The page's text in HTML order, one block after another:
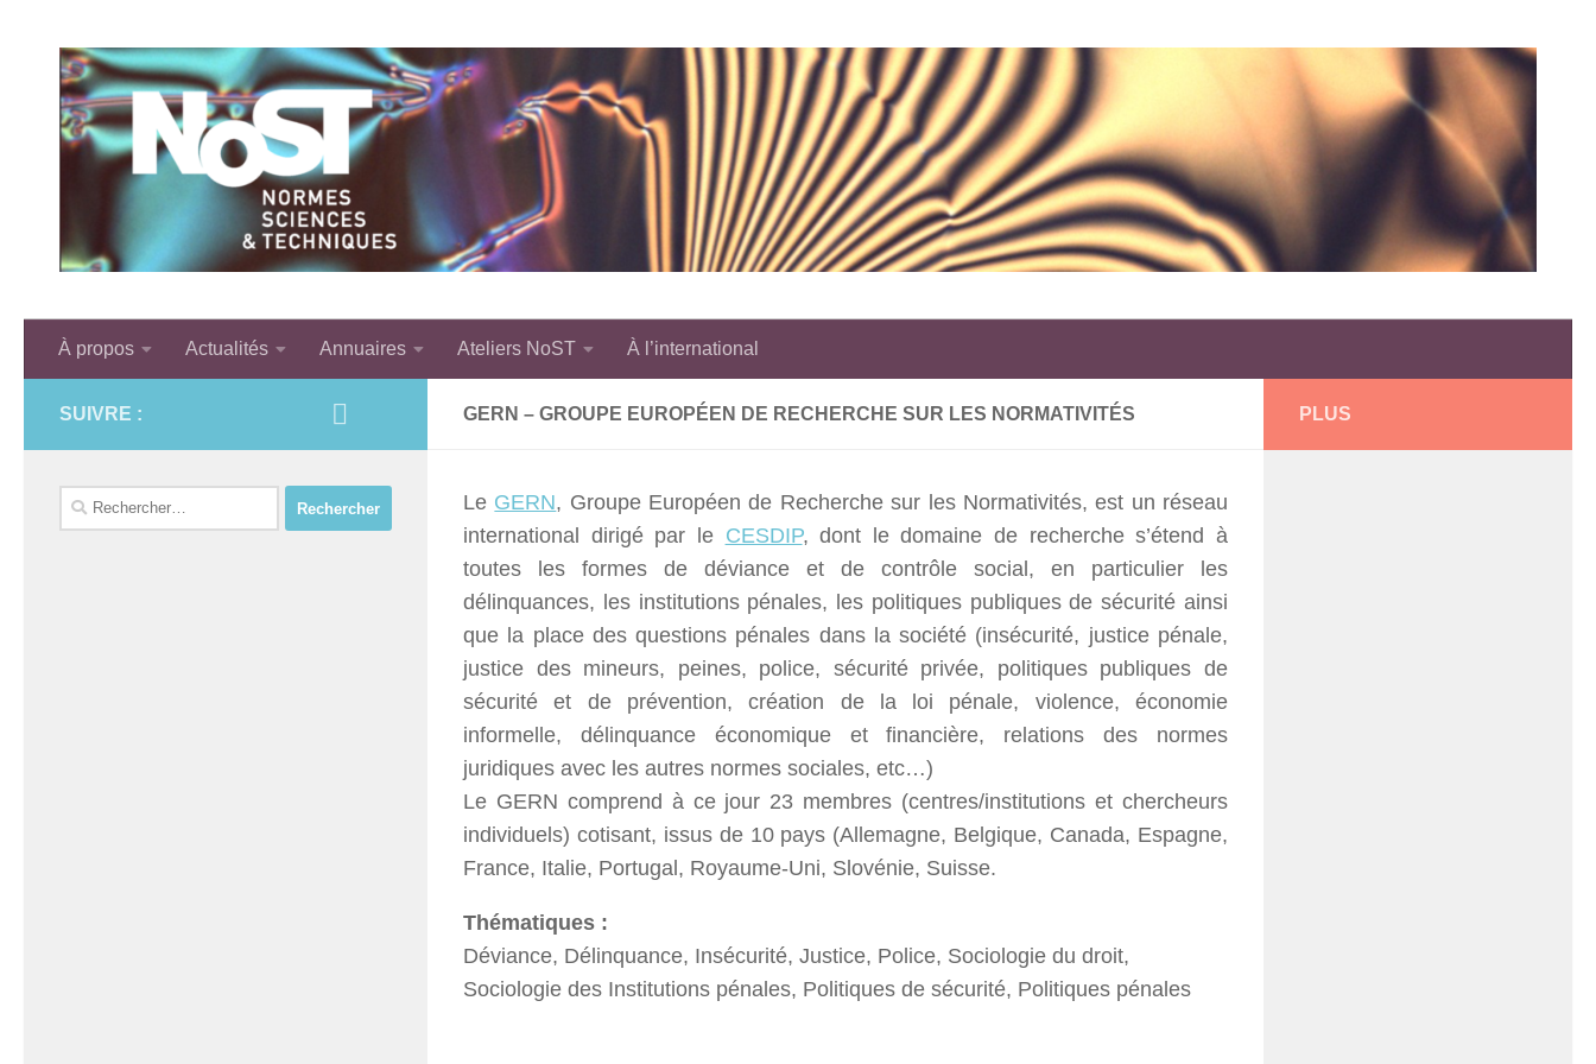
À propos Actualités Annuaires Ateliers NoST À l’international
GERN – GROUPE EUROPÉEN DE RECHERCHE SUR LES NORMATIVITÉS
Le GERN, Groupe Européen de Recherche sur les Normativités, est un réseau
international dirigé par le CESDIP, dont le domaine de recherche s’étend à
toutes les formes de déviance et de contrôle social, en particulier les
délinquances, les institutions pénales, les politiques publiques de sécurité ainsi
que la place des questions pénales dans la société (insécurité, justice pénale,
justice des mineurs, peines, police, sécurité privée, politiques publiques de
sécurité et de prévention, création de la loi pénale, violence, économie
informelle, délinquance économique et financière, relations des normes
juridiques avec les autres normes sociales, etc…)
Le GERN comprend à ce jour 23 membres (centres/institutions et chercheurs
individuels) cotisant, issus de 10 pays (Allemagne, Belgique, Canada, Espagne,
France, Italie, Portugal, Royaume-Uni, Slovénie, Suisse.
Thématiques :
Déviance, Délinquance, Insécurité, Justice, Police, Sociologie du droit,
Sociologie des Institutions pénales, Politiques de sécurité, Politiques pénales
SUIVRE :
Rechercher :
PLUS